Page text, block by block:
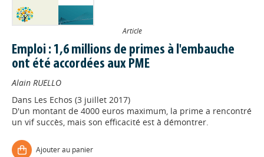
Article
Emploi : 1,6 millions de primes à l'embauche
ont été accordées aux PME
Alain RUELLO
Dans Les Echos (3 juillet 2017)
D'un montant de 4000 euros maximum, la prime a rencontré
un vif succès, mais son efficacité est à démontrer.
Ajouter au panier